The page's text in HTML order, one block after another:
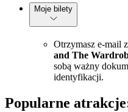
Moje bilety
Otrzymasz e-mail
and The
sobą ważny
identyfikacji.
Popularne